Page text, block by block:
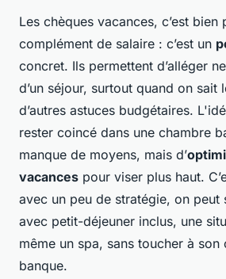
Les chèques vacances, c’est bien
complément de salaire : c’est un
concret. Ils permettent d’alléger
d’un séjour, surtout quand on sait
d’autres astuces budgétaires.
rester coincé dans une chambre
manque de moyens, mais d’
vacances pour viser plus haut.
avec un peu de stratégie, on peut
avec petit-déjeuner inclus, une
même un spa, sans toucher à son
banque.